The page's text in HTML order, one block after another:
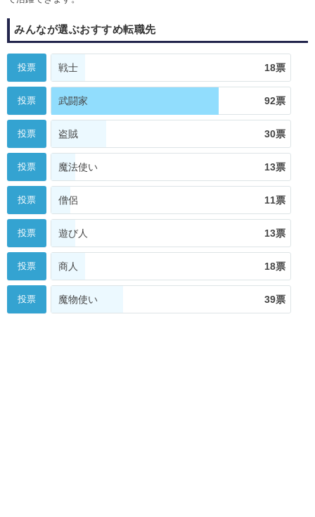
みんなが選ぶおすすめ転職先
投票 戦士 18票
投票 武闘家 92票
投票 盗賊 30票
投票 魔法使い 13票
投票 僧侶 11票
投票 遊び人 13票
投票 商人 18票
投票 魔物使い 39票